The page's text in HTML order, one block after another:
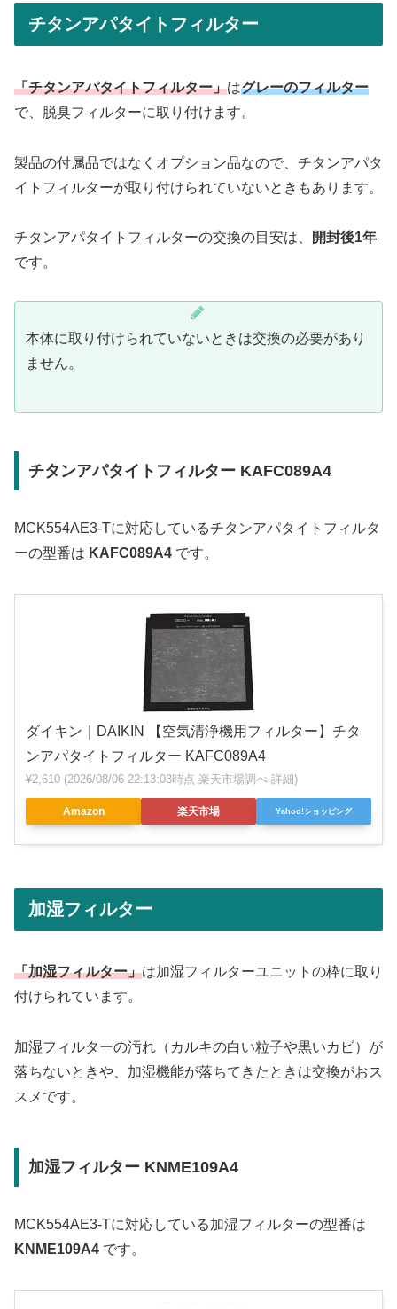
チタンアパタイトフィルター
「チタンアパタイトフィルター」はグレーのフィルター
で、脱臭フィルターに取り付けます。
製品の付属品ではなくオプション品なので、チタンアパタ
イトフィルターが取り付けられていないときもあります。
チタンアパタイトフィルターの交換の目安は、
開封後1年
です。
本体に取り付けられていないときは交換の必要があり
ません。
チタンアパタイトフィルター KAFC089A4
MCK554AE3-Tに対応しているチタンアパタイトフィルタ
ーの型番は KAFC089A4 です。
ダイキン｜DAIKIN 【空気清浄機用フィルター】チタ
ンアパタイトフィルター KAFC089A4
¥2,610 (2026/08/06 22:13:03時点 楽天市場調べ-詳細)
Amazon 楽天市場 Yahoo!ショッピング
加湿フィルター
「加湿フィルター」は加湿フィルターユニットの枠に取り
付けられています。
加湿フィルターの汚れ（カルキの白い粒子や黒いカビ）が
落ちないときや、加湿機能が落ちてきたときは交換がおス
スメです。
加湿フィルター KNME109A4
MCK554AE3-Tに対応している加湿フィルターの型番は
KNME109A4 です。